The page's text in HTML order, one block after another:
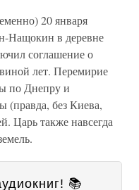
20 января
Нащокин в деревне
соглашение о
лет. Перемирие
по Днепру и
(правда, без Киева,
Царь также навсегда
📚